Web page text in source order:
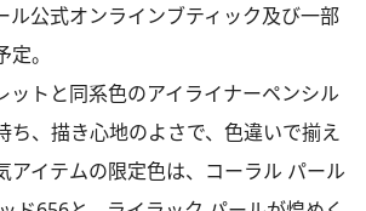
ル公式オンラインブティック及び一部
。
トと同系色のアイライナーペンシル
ち、描き心地のよさで、色違いで揃え
アイテムの限定色は、コーラル パール